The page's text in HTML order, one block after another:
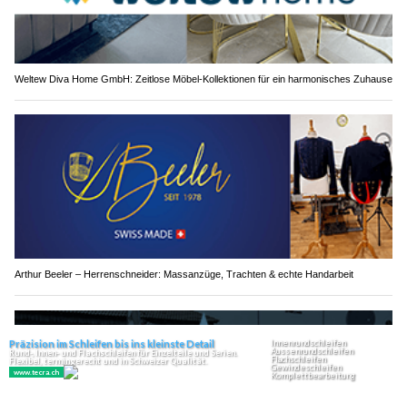
Weltew Diva Home GmbH: Zeitlose Möbel-Kollektionen für ein harmonisches Zuhause
Arthur Beeler – Herrenschneider: Massanzüge, Trachten & echte Handarbeit